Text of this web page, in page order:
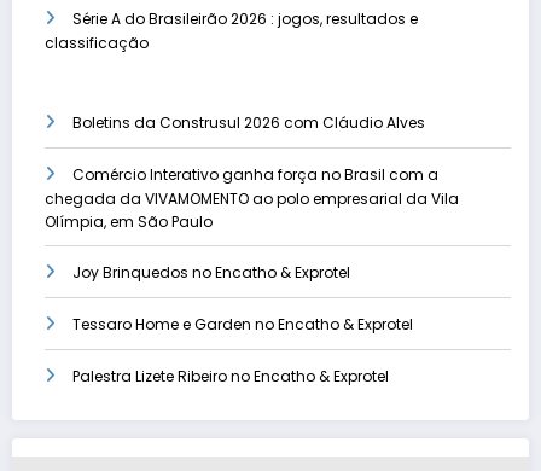
Série A do Brasileirão 2026 : jogos, resultados e
classificação
Boletins da Construsul 2026 com Cláudio Alves
Comércio Interativo ganha força no Brasil com a
chegada da VIVAMOMENTO ao polo empresarial da Vila
Olímpia, em São Paulo
Joy Brinquedos no Encatho & Exprotel
Tessaro Home e Garden no Encatho & Exprotel
Palestra Lizete Ribeiro no Encatho & Exprotel